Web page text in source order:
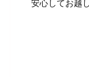
安心してお越